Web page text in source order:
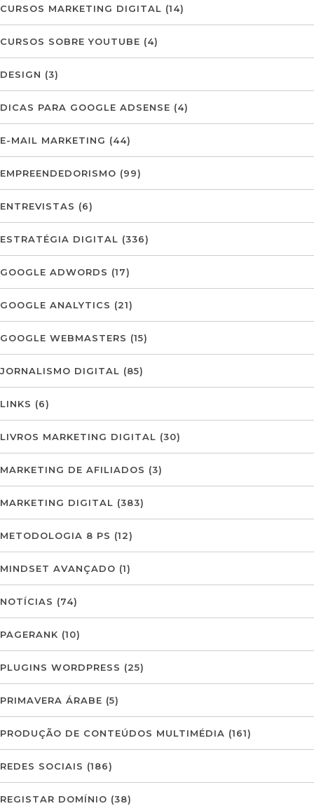
CURSOS MARKETING DIGITAL (14)
CURSOS SOBRE YOUTUBE (4)
DESIGN (3)
DICAS PARA GOOGLE ADSENSE (4)
E-MAIL MARKETING (44)
EMPREENDEDORISMO (99)
ENTREVISTAS (6)
ESTRATÉGIA DIGITAL (336)
GOOGLE ADWORDS (17)
GOOGLE ANALYTICS (21)
GOOGLE WEBMASTERS (15)
JORNALISMO DIGITAL (85)
LINKS (6)
LIVROS MARKETING DIGITAL (30)
MARKETING DE AFILIADOS (3)
MARKETING DIGITAL (383)
METODOLOGIA 8 PS (12)
MINDSET AVANÇADO (1)
NOTÍCIAS (74)
PAGERANK (10)
PLUGINS WORDPRESS (25)
PRIMAVERA ÁRABE (5)
PRODUÇÃO DE CONTEÚDOS MULTIMÉDIA (161)
REDES SOCIAIS (186)
REGISTAR DOMÍNIO (38)